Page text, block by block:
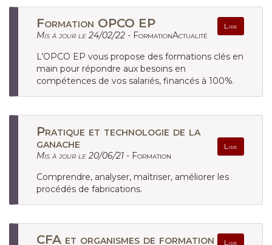
Formation OPCO EP Lire
Mis à jour le 24/02/22 - FormationActualité
L’OPCO EP vous propose des formations clés en
main pour répondre aux besoins en
compétences de vos salariés, financés à 100%.
Pratique et technologie de la
ganache
Lire
Mis à jour le 20/06/21 - Formation
Comprendre, analyser, maîtriser, améliorer les
procédés de fabrications.
CFA et organismes de formation Lire